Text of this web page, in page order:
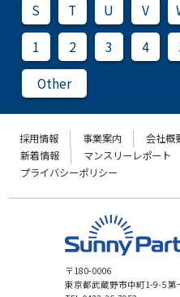
S
T U V
1
2 3 4
Other
採用情報 事業案内 会社概
新着情報
マンスリーレポート
プライバシーポリシー
〒180-0006
東京都武蔵野市中町1-9-5 第